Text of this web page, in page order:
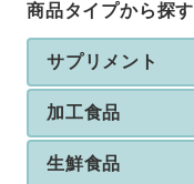
商品タイプから探す
サプリメント
加工食品
生鮮食品